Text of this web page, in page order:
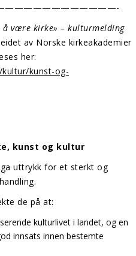
å være kirke» – kulturmelding
av Norske kirkeakademier
her:
kunst-og-
kunst og kultur
uttrykk for et sterkt og
de på at:
kulturlivet i landet, og en
innsats innen bestemte